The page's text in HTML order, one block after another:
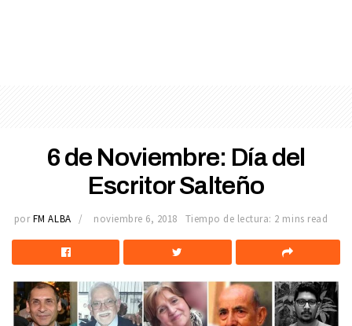
6 de Noviembre: Día del
Escritor Salteño
por FM ALBA noviembre 6, 2018 Tiempo de lectura: 2 mins read